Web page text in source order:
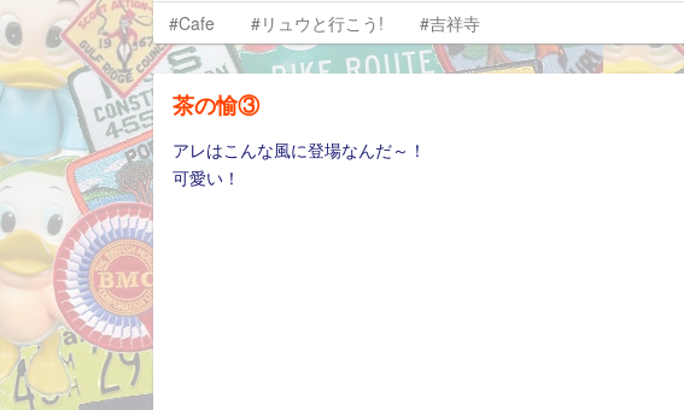
#Cafe #リュウと行こう! #吉祥寺
茶の愉③
アレはこんな風に登場なんだ～！
可愛い！